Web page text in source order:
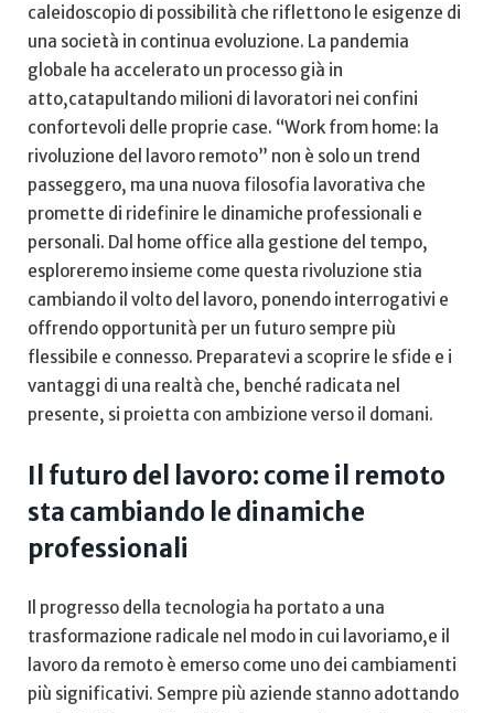
caleidoscopio⁣ di possibilità che ⁣riflettono le esigenze di
una società in continua evoluzione. La pandemia
globale ha accelerato un processo già in
atto,catapultando milioni di lavoratori nei​ confini
confortevoli delle proprie case. “Work from⁢ home: la
rivoluzione del ‍lavoro remoto” ⁣non è solo un trend⁢
passeggero, ma una nuova filosofia lavorativa che
promette di ridefinire le dinamiche⁣ professionali e
personali. Dal home office alla gestione del tempo,
esploreremo insieme come questa rivoluzione stia
cambiando il volto del lavoro, ponendo interrogativi e
offrendo opportunità per ‌un futuro sempre più
flessibile e connesso.‌ Preparatevi a scoprire le sfide e i
‌vantaggi ⁤di una realtà che, benché radicata nel
presente, si proietta con ambizione verso il domani.
Il futuro del lavoro: come ‌il remoto​
sta cambiando le‌ dinamiche
professionali
Il progresso della tecnologia ‍ha portato a una
trasformazione ⁤radicale nel modo in cui lavoriamo,e il
lavoro da remoto è emerso come uno dei cambiamenti
più ⁢significativi. Sempre più aziende stanno⁣ adottando